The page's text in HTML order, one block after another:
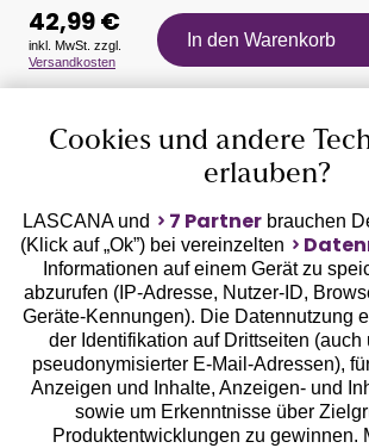
Auszeichnungen
Geprüfte Sicherheit
Unsere Apps
42,99 €
inkl. MwSt. zzgl.
Versandkosten
In den Warenkorb
Cookies und andere
erlauben?
LASCANA und 7 Partnerbrauchen
(Klick auf „Ok”) bei vereinzelten
Informationen auf einem Gerät zu
abzurufen (IP-Adresse, Nutzer-ID,
Geräte-Kennungen). Die Datennutzung
der Identifikation auf Drittseiten (auch
pseudonymisierter E-Mail-Adressen),
Anzeigen und Inhalte, Anzeigen- und
sowie um Erkenntnisse über
Produktentwicklungen zu gewinnen.